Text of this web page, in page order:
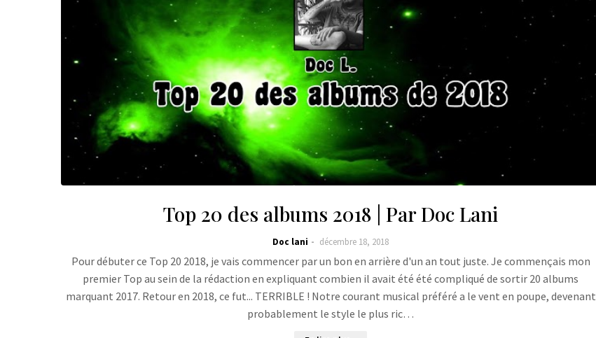
Top 20 des albums 2018 | Par Doc Lani
Doc lani décembre 18, 2018
Pour débuter ce Top 20 2018, je vais commencer par un bon en arrière d'un an tout juste. Je commençais mon
premier Top au sein de la rédaction en expliquant combien il avait été été compliqué de sortir 20 albums
marquant 2017. Retour en 2018, ce fut... TERRIBLE ! Notre courant musical préféré a le vent en poupe, devenant
probablement le style le plus ric…